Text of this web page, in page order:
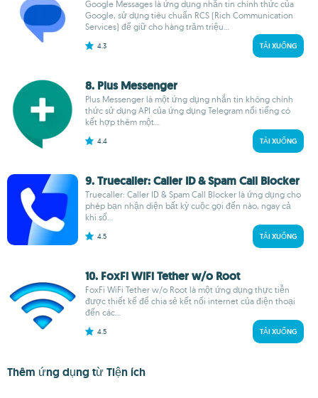
Google Messages là ứng dụng nhắn tin chính thức của
Google, sử dụng tiêu chuẩn RCS (Rich Communication
Services) để giữ cho hàng trăm triệu...
4.3 TẢI XUỐNG
8. Plus Messenger
Plus Messenger là một ứng dụng nhắn tin không chính
thức sử dụng API của ứng dụng Telegram nổi tiếng có
kết hợp thêm một...
4.4 TẢI XUỐNG
9. Truecaller: Caller ID & Spam Call Blocker
Truecaller: Caller ID & Spam Call Blocker là ứng dụng cho
phép bạn nhận diện bất kỳ cuộc gọi đến nào, ngay cả
khi số...
4.5 TẢI XUỐNG
10. FoxFi WiFi Tether w/o Root
FoxFi WiFi Tether w/o Root là một ứng dụng thực tiễn
được thiết kế để chia sẻ kết nối internet của điện thoại
đến các...
4.5 TẢI XUỐNG
Thêm ứng dụng từ Tiện ích